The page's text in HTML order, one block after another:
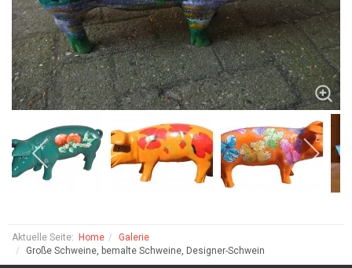
Aktuelle Seite: Home
Galerie
Große Schweine, bemalte Schweine, Designer-Schwein